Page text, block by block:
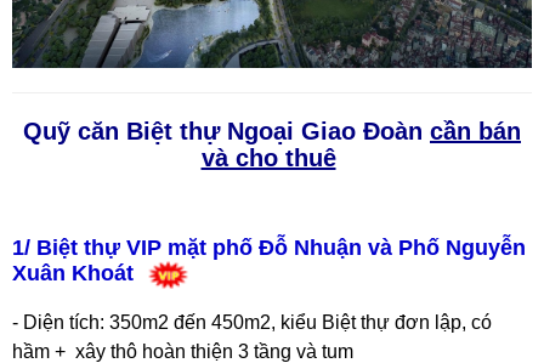
Quỹ căn Biệt thự Ngoại Giao Đoàn cần bán
và cho thuê
1/ Biệt thự VIP mặt phố Đỗ Nhuận và Phố Nguyễn
Xuân Khoát
- Diện tích: 350m2 đến 450m2, kiểu Biệt thự đơn lập, có
hầm + xây thô hoàn thiện 3 tầng và tum